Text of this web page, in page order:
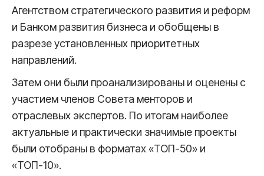
Агентством стратегического развития и реформ
и Банком развития бизнеса и обобщены в
разрезе установленных приоритетных
направлений.
Затем они были проанализированы и оценены с
участием членов Совета менторов и
отраслевых экспертов. По итогам наиболее
актуальные и практически значимые проекты
были отобраны в форматах «ТОП-50» и
«ТОП-10».